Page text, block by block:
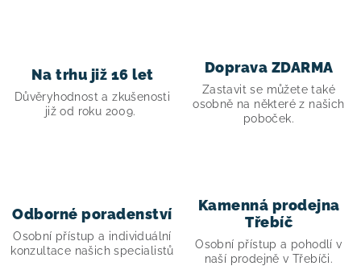
k
i
s
u
Na trhu již 16 let
Důvěryhodnost a zkušenosti
již od roku 2009.
Doprava ZDARMA
Zastavit se můžete také
osobně na některé z našich
poboček.
Odborné poradenství
Osobní přístup a individuální
konzultace našich specialistů
Kamenná prodejna
Třebíč
Osobní přístup a pohodlí v
naší prodejně v Třebíči.